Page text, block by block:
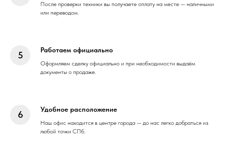
После проверки техники вы получаете оплату на месте — наличными
или переводом.
Работаем официально
Оформляем сделку официально и при необходимости выдаём
документы о продаже.
Удобное расположение
Наш офис находится в центре города — до нас легко добраться из
любой точки СПб.